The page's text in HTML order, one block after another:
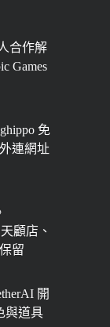
合作解
Games
免
連網址
顧店、
留
開
與道具